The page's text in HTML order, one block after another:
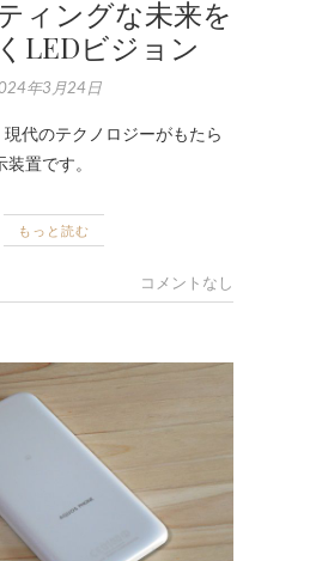
ィングな未来を
LEDビジョン
年3月24日
代のテクノロジーがもたら
置です。
もっと読む
コメントなし